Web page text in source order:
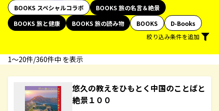
BOOKS スペシャルコラボ
BOOKS 旅の名言＆絶景
BOOKS 旅と健康
BOOKS 旅の読み物 BOOKS
D-Books
絞り込み条件を追加
1〜20件/360件中 を表示
悠久の教えをひもとく中国のことばと
絶景１００